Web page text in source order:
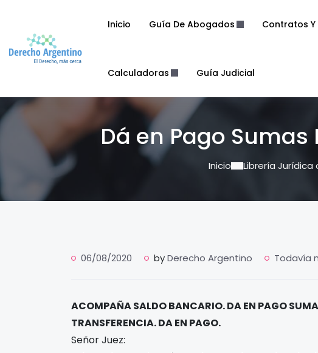
Inicio Guía De Abogados Contratos Y
Calculadoras Guía Judicial
Dá en Pago
Inicio Librería Jurídica
06/08/2020 byDerecho Argentino Todavía
ACOMPAÑA SALDO BANCARIO. DA EN PAGO
TRANSFERENCIA. DA EN PAGO.
Señor Juez: